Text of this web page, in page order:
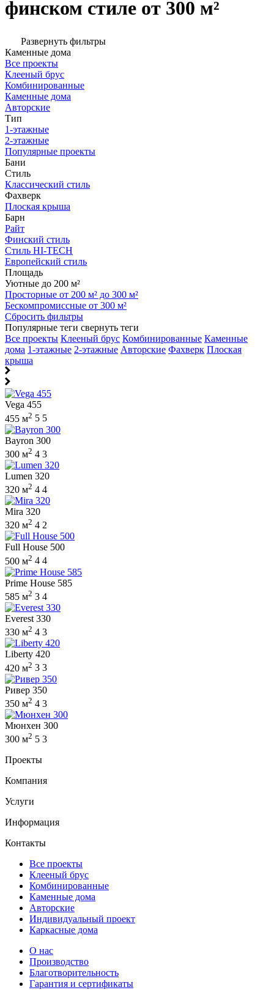
финском стиле от 300 м²
Развернуть фильтры
Каменные дома
Все проекты
Клееный брус
Комбинированные
Каменные дома
Авторские
Тип
1-этажные
2-этажные
Популярные проекты
Бани
Стиль
Классический стиль
Фахверк
Плоская крыша
Барн
Райт
Финский стиль
Стиль HI-TECH
Европейский стиль
Площадь
Уютные до 200 м²
Просторные от 200 м² до 300 м²
Бескомпромиссные от 300 м²
Сбросить фильтры
Популярные теги свернуть теги
Все проекты Клееный брус Комбинированные Каменные
дома 1-этажные 2-этажные Авторские Фахверк Плоская
крыша
Vega 455
455 м2 5 5
Bayron 300
300 м2 4 3
Lumen 320
320 м2 4 4
Mira 320
320 м2 4 2
Full House 500
500 м2 4 4
Prime House 585
585 м2 3 4
Everest 330
330 м2 4 3
Liberty 420
420 м2 3 3
Ривер 350
350 м2 4 3
Мюнхен 300
300 м2 5 3
Проекты
Компания
Услуги
Информация
Контакты
Все проекты
Клееный брус
Комбинированные
Каменные дома
Авторские
Индивидуальный проект
Каркасные дома
О нас
Производство
Благотворительность
Гарантия и сертификаты